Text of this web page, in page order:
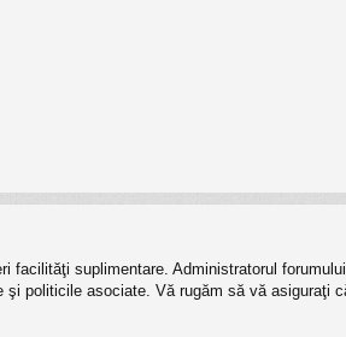
suplimentare. Administratorul
politicile asociate. Vă rugăm să vă asiguraţi